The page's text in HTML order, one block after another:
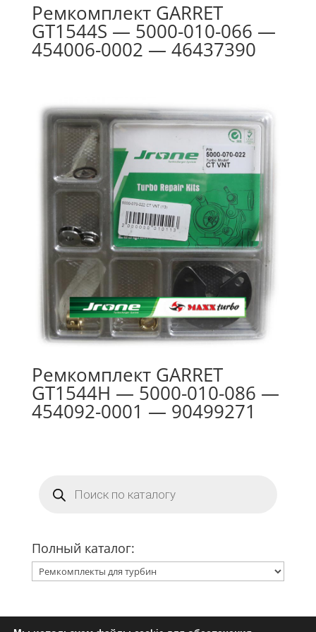
Ремкомплект GARRET
GT1544S — 5000-010-066 —
454006-0002 — 46437390
Ремкомплект GARRET
GT1544H — 5000-010-086 —
454092-0001 — 90499271
товаров
Полный каталог: